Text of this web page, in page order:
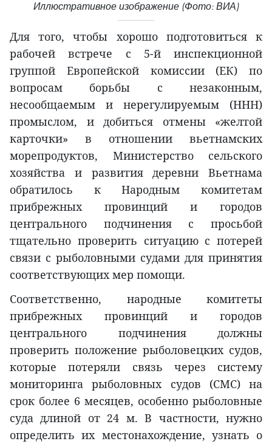
Иллюстративное изображение (Фото: ВИА)
Для того, чтобы хорошо подготовиться к
рабочей встрече с 5-й инспекционной
группой Европейской комиссии (ЕК) по
вопросам борьбы с незаконным,
несообщаемым и нерегулируемым (ННН)
промыслом, и добиться отмены «желтой
карточки» в отношении вьетнамских
морепродуктов, Министерство сельского
хозяйства и развития деревни Вьетнама
обратилось к Народным комитетам
прибрежных провинций и городов
центрального подчинения с просьбой
тщательно проверить ситуацию с потерей
связи с рыболовными судами для принятия
соответствующих мер помощи.
Соответственно, народные комитеты
прибрежных провинций и городов
центрального подчинения должны
проверить положение рыболовецких судов,
которые потеряли связь через систему
мониторинга рыболовных судов (СМС) на
срок более 6 месяцев, особенно рыболовные
суда длиной от 24 м. В частности, нужно
определить их местонахождение, узнать о